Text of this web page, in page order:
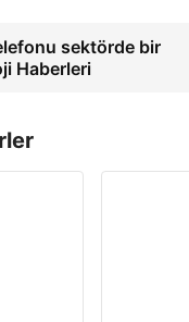
sektörde bir
Haberleri